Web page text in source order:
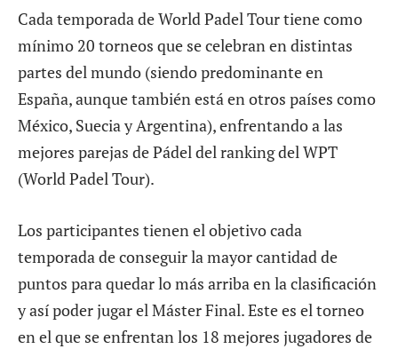
Cada temporada de World Padel Tour tiene como
mínimo 20 torneos que se celebran en distintas
partes del mundo (siendo predominante en
España, aunque también está en otros países como
México, Suecia y Argentina), enfrentando a las
mejores parejas de Pádel del ranking del WPT
(World Padel Tour).
Los participantes tienen el objetivo cada
temporada de conseguir la mayor cantidad de
puntos para quedar lo más arriba en la clasificación
y así poder jugar el Máster Final. Este es el torneo
en el que se enfrentan los 18 mejores jugadores de